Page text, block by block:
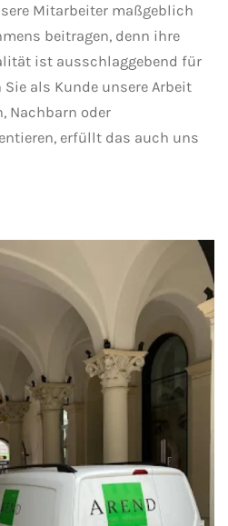
Mitarbeiter maßgeblich
beitragen, denn ihre
ist ausschlaggebend für
als Kunde unsere Arbeit
Nachbarn oder
erfüllt das auch uns